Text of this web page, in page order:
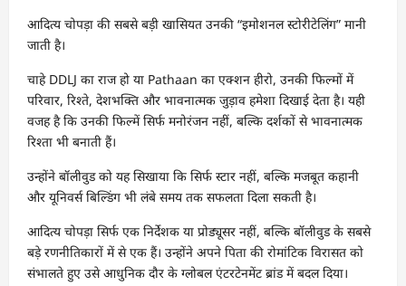
आदित्य चोपड़ा की सबसे बड़ी खासियत उनकी “इमोशनल स्टोरीटेलिंग” मानी
जाती है।
चाहे DDLJ का राज हो या Pathaan का एक्शन हीरो, उनकी फिल्मों में
परिवार, रिश्ते, देशभक्ति और भावनात्मक जुड़ाव हमेशा दिखाई देता है। यही
वजह है कि उनकी फिल्में सिर्फ मनोरंजन नहीं, बल्कि दर्शकों से भावनात्मक
रिश्ता भी बनाती हैं।
उन्होंने बॉलीवुड को यह सिखाया कि सिर्फ स्टार नहीं, बल्कि मजबूत कहानी
और यूनिवर्स बिल्डिंग भी लंबे समय तक सफलता दिला सकती है।
आदित्य चोपड़ा सिर्फ एक निर्देशक या प्रोड्यूसर नहीं, बल्कि बॉलीवुड के सबसे
बड़े रणनीतिकारों में से एक हैं। उन्होंने अपने पिता की रोमांटिक विरासत को
संभालते हुए उसे आधुनिक दौर के ग्लोबल एंटरटेनमेंट ब्रांड में बदल दिया।